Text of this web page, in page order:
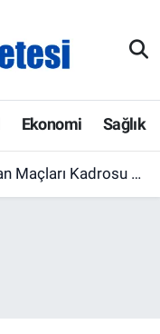
Ekonomi Sağlık
Oldu! 23 Futbolcu Davet Edildi